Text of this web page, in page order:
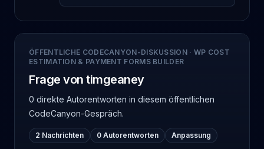
ÖFFENTLICHE CODECANYON-DISKUSSION· WP COST
ESTIMATION & PAYMENT FORMS BUILDER
Frage von timgeaney
0 direkte Autorentworten in diesem öffentlichen
CodeCanyon-Gespräch.
2 Nachrichten 0 Autorentworten Anpassung